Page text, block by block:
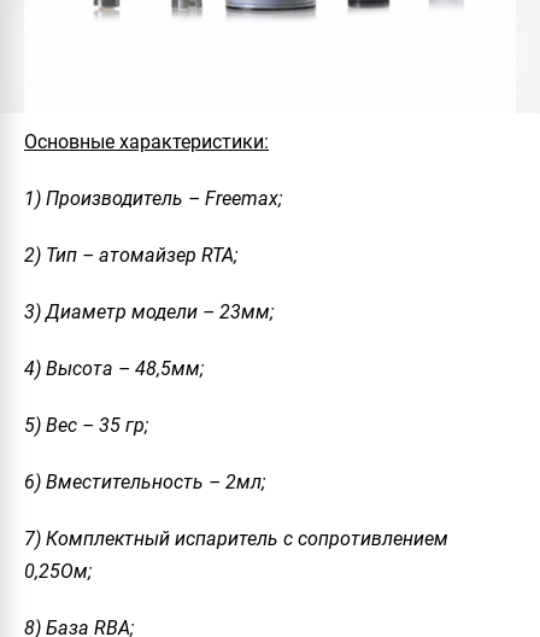
Основные характеристики:
1) Производитель – Freemax;
2) Тип – атомайзер RTA;
3) Диаметр модели – 23мм;
4) Высота – 48,5мм;
5) Вес – 35 гр;
6) Вместительность – 2мл;
7) Комплектный испаритель с сопротивлением
0,25Ом;
8) База RBA;